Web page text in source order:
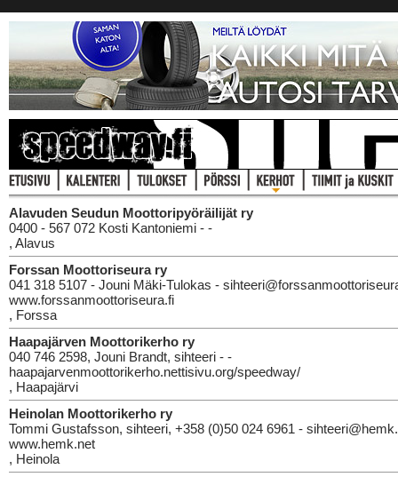
Alavuden Seudun Moottoripyöräilijät ry
0400 - 567 072 Kosti Kantoniemi - -
, Alavus
Forssan Moottoriseura ry
041 318 5107 - Jouni Mäki-Tulokas -
www.forssanmoottoriseura.fi
, Forssa
Haapajärven Moottorikerho ry
040 746 2598, Jouni Brandt, sihteeri - -
haapajarvenmoottorikerho.nettisivu.org/speedway/
, Haapajärvi
Heinolan Moottorikerho ry
Tommi Gustafsson, sihteeri, +358 (0)50 024 6961 -
www.hemk.net
, Heinola